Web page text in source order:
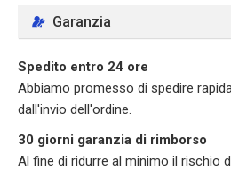
Garanzia
Spedito entro 24 ore
Abbiamo promesso di spedire
dall'invio dell'ordine.
30 giorni garanzia di rimborso
Al fine di ridurre al minimo il rischio